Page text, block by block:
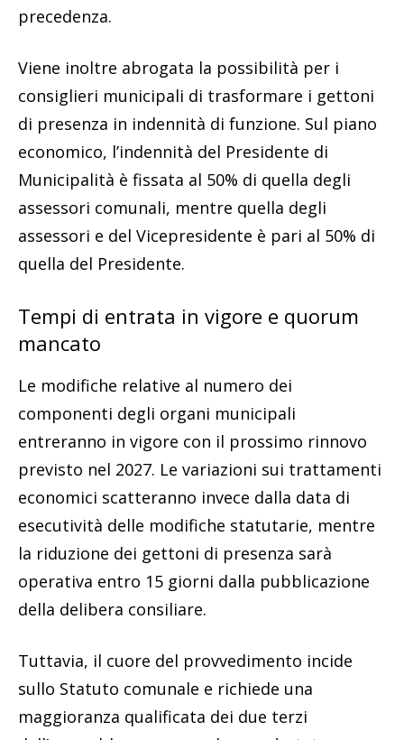
precedenza.
Viene inoltre abrogata la possibilità per i
consiglieri municipali di trasformare i gettoni
di presenza in indennità di funzione. Sul piano
economico, l’indennità del Presidente di
Municipalità è fissata al 50% di quella degli
assessori comunali, mentre quella degli
assessori e del Vicepresidente è pari al 50% di
quella del Presidente.
Tempi di entrata in vigore e quorum
mancato
Le modifiche relative al numero dei
componenti degli organi municipali
entreranno in vigore con il prossimo rinnovo
previsto nel 2027. Le variazioni sui trattamenti
economici scatteranno invece dalla data di
esecutività delle modifiche statutarie, mentre
la riduzione dei gettoni di presenza sarà
operativa entro 15 giorni dalla pubblicazione
della delibera consiliare.
Tuttavia, il cuore del provvedimento incide
sullo Statuto comunale e richiede una
maggioranza qualificata dei due terzi